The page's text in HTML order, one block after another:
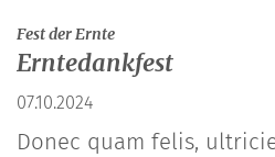
Fest der Ernte:
Erntedankfest
07.10.2024
Donec quam felis,